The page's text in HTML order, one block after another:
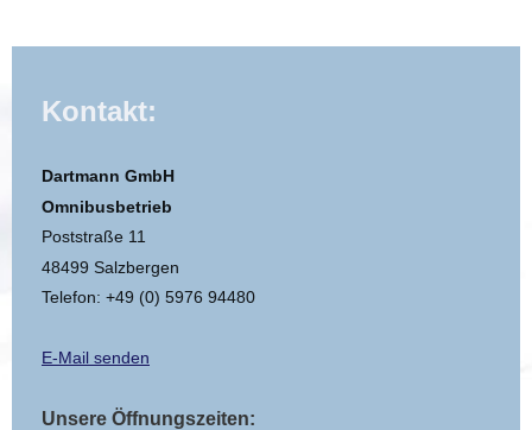
Kontakt:
Dartmann GmbH
Omnibusbetrieb
Poststraße 11
48499 Salzbergen
Telefon: +49 (0) 5976 94480
E-Mail senden
Unsere Öffnungszeiten: